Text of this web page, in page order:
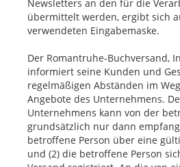
Newsletters an den für die
übermittelt werden, ergibt sich
verwendeten Eingabemaske.
Der Romantruhe-Buchversand,
informiert seine Kunden und
regelmäßigen Abständen im
Angebote des Unternehmens.
Unternehmens kann von der
grundsätzlich nur dann
betroffene Person über eine
und (2) die betroffene Person